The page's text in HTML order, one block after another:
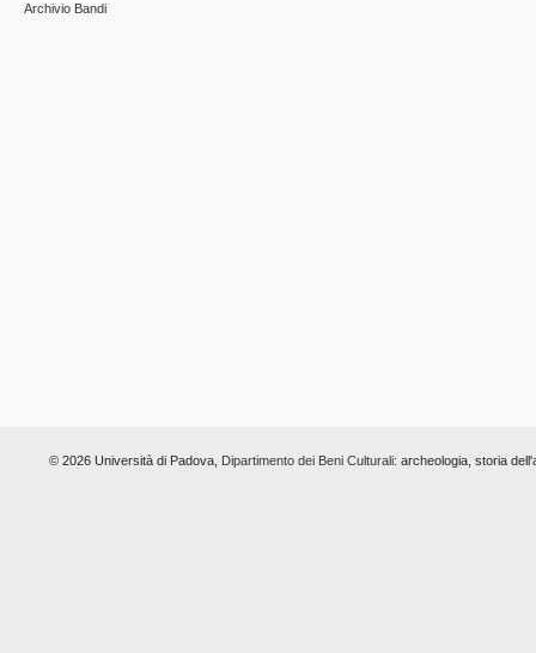
Archivio Bandi
© 2026 Università di Padova, Dipartimento dei Beni Culturali: archeologia, storia